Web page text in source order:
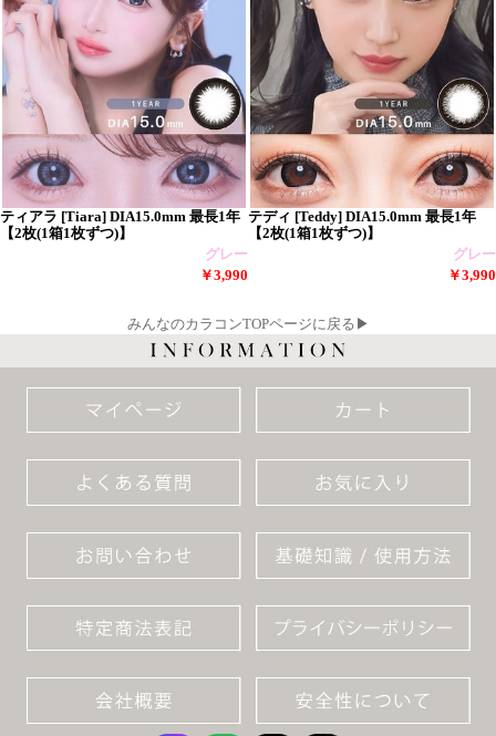
ティアラ [Tiara] DIA15.0mm 最長1年
【2枚(1箱1枚ずつ)】
グレー
￥3,990
テディ [Teddy] DIA15.0mm 最長1年
【2枚(1箱1枚ずつ)】
グレー
￥3,990
みんなのカラコンTOPページに戻る▶